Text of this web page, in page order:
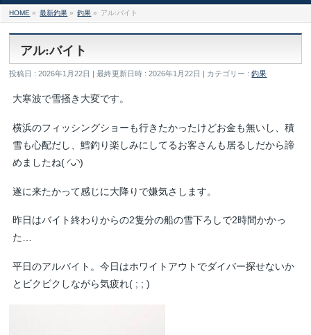
HOME » 最新釣果 » 釣果 » アル:バイト
アル:バイト
投稿日 : 2026年1月22日 最終更新日時 : 2026年1月22日 カテゴリー :釣果
大寒波で雪掻き大変です。
横浜のフィッシングショーも行きたかったけどお金も無いし、積
雪も心配だし、鱈釣り楽しみにしてるお客さんも居るしだから諦
めましたね( ◜ᴗ◝)
遂に来たかって感じに大降りで嫌気さします。
昨日はバイト終わりからの2隻分の船の雪下ろしで2時間かかっ
た…
平日のアルバイト。今日はホワイトアウトでダイバー探せないか
とビクビクしながら気疲れ( ; ; )